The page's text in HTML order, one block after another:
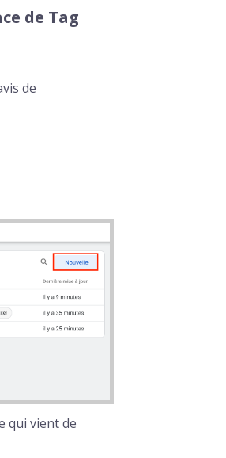
de Tag
de
qui vient de